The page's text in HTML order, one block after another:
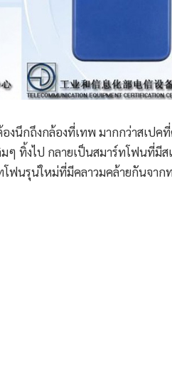
นึกถึงกล้องที่เทพ มากกว่าสเปค
ทิ้งไป กลายเป็นสมาร์ทโฟนที่มีส
นรุน่ใหม่ที่มีคลาวมคล้ายกันจากท